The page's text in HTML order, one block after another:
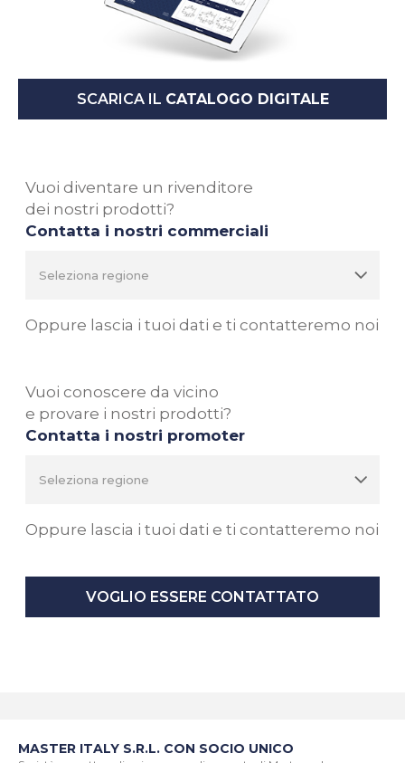
SCARICA IL CATALOGO DIGITALE
Vuoi diventare un rivenditore
dei nostri prodotti?
Contatta i nostri commerciali
Oppure lascia i tuoi dati e ti contatteremo noi
Vuoi conoscere da vicino
e provare i nostri prodotti?
Contatta i nostri promoter
Oppure lascia i tuoi dati e ti contatteremo noi
VOGLIO ESSERE CONTATTATO
MASTER ITALY S.R.L. CON SOCIO UNICO